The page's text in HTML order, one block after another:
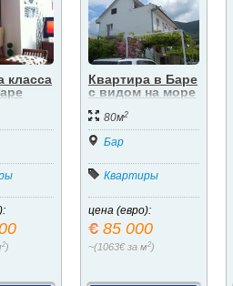
класса
2)
Квартира в Баре
с видом на море
80м2
Бар
Квартиры
цена (евро):
85 000
~(1063€ за м2)